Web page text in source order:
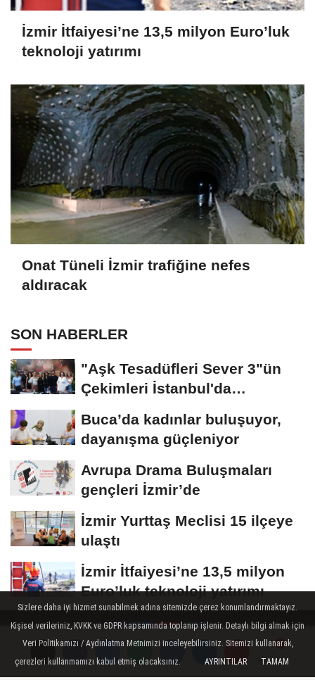
Yorumlar
Yorumlar
İzmir İtfaiyesi’ne 13,5 milyon Euro’luk
teknoloji yatırımı
Onat Tüneli İzmir trafiğine nefes
aldıracak
SON HABERLER
"Aşk Tesadüfleri Sever 3"ün
Çekimleri İstanbul'da
Buca’da kadınlar buluşuyor,
dayanışma güçleniyor
Avrupa Drama Buluşmaları
gençleri İzmir’de
İzmir Yurttaş Meclisi 15 ilçeye
ulaştı
İzmir İtfaiyesi’ne 13,5 milyon
Euro’luk teknoloji yatırımı
Hakkımızda Künye Çerez Politikası Gizlilik İlkeleri
Sizlere daha iyi hizmet sunabilmek adına sitemizde çerez konumlandırmaktayız.
Kişisel verileriniz, KVKK ve GDPR kapsamında toplanıp işlenir. Detaylı bilgi almak için
Veri Politikamızı / Aydınlatma Metnimizi inceleyebilirsiniz. Sitemizi kullanarak,
çerezleri kullanmamızı kabul etmiş olacaksınız.
AYRINTILAR TAMAM